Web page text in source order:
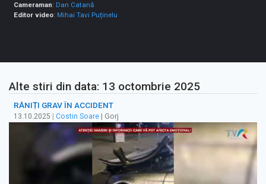
Cameraman: Dan Catană
Editor video: Mihai Tavi Puținelu
Alte stiri din data: 13 octombrie 2025
RĂNIȚI GRAV ÎN ACCIDENT
13.10.2025 Costin Soare | Gorj